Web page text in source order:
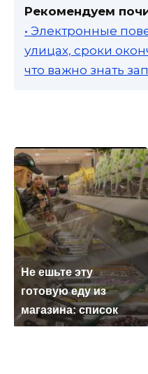
Рекомендуем
• Электронные
улицах, сроки
что важно знать
Не ешьте эту
готовую еду из
магазина: список